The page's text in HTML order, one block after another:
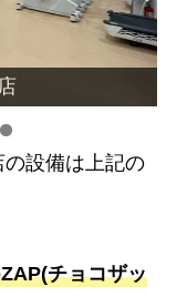
設備は上記の
チョコザッ